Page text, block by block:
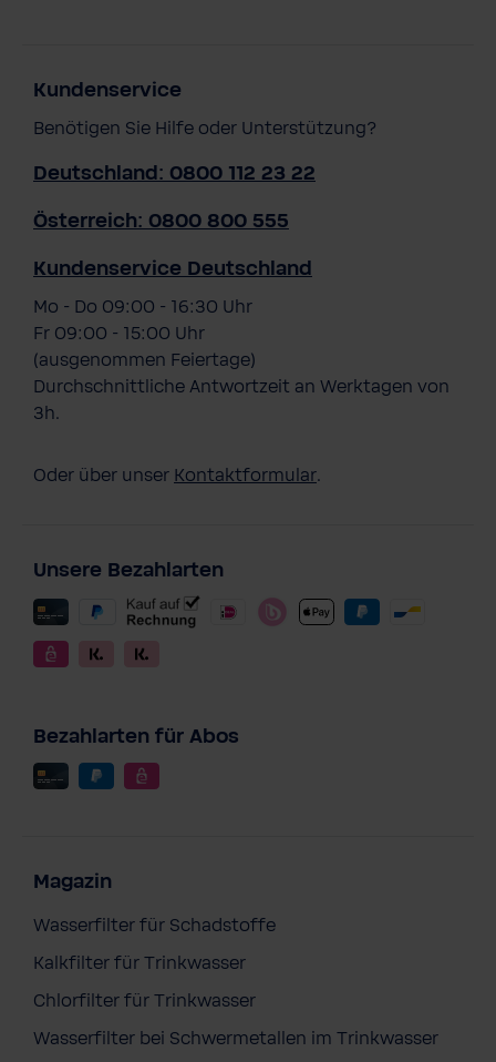
Kundenservice
Benötigen Sie Hilfe oder Unterstützung?
Deutschland: 0800 112 23 22
Österreich: 0800 800 555
Kundenservice Deutschland
Mo - Do 09:00 - 16:30 Uhr
Fr 09:00 - 15:00 Uhr
(ausgenommen Feiertage)
Durchschnittliche Antwortzeit an Werktagen von
3h.
Oder über unser Kontaktformular.
Unsere Bezahlarten
Bezahlarten für Abos
Magazin
Wasserfilter für Schadstoffe
Kalkfilter für Trinkwasser
Chlorfilter für Trinkwasser
Wasserfilter bei Schwermetallen im Trinkwasser